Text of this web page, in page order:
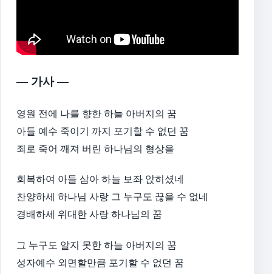
— 가사 —
영원 전에 나를 향한 하늘 아버지의 꿈
아들 예수 죽이기 까지 포기할 수 없던 꿈
죄로 죽어 깨져 버린 하나님의 형상을
회복하여 아들 삼아 하늘 보좌 앉히셨네
찬양하세 하나님 사랑 그 누구도 끊을 수 없네
경배하세 위대한 사랑 하나님의 꿈
그 누구도 알지 못한 하늘 아버지의 꿈
성자예수 외면할만큼 포기할 수 없던 꿈